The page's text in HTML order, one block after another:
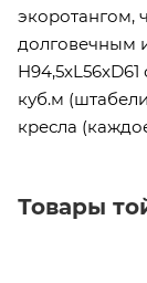
экоротангом,
долговечным
куб.м
кресла
Товары